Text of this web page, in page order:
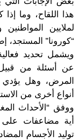
هذا اللقاح، وما
لملايين
“كورونا” المستجد،
ويشمل تحديد
عن أسئلة من
المرض، وهل يؤدي
أنواع أخرى من
ووفق “الأحداث
أية مضاعفات على
توليد الأجسام